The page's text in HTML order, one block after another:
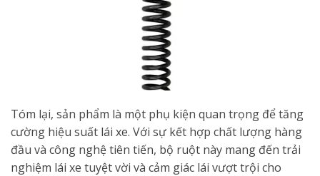
Tóm lại, sản phẩm là một phụ kiện quan trọng để tăng
cường hiệu suất lái xe. Với sự kết hợp chất lượng hàng
đầu và công nghệ tiên tiến, bộ ruột này mang đến trải
nghiệm lái xe tuyệt vời và cảm giác lái vượt trội cho